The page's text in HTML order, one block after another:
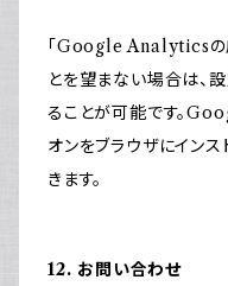
「Google Analyticsの
とを望まない場合は、
ることが可能です。
オンをブラウザにイン
きます。
12. お問い合わせ